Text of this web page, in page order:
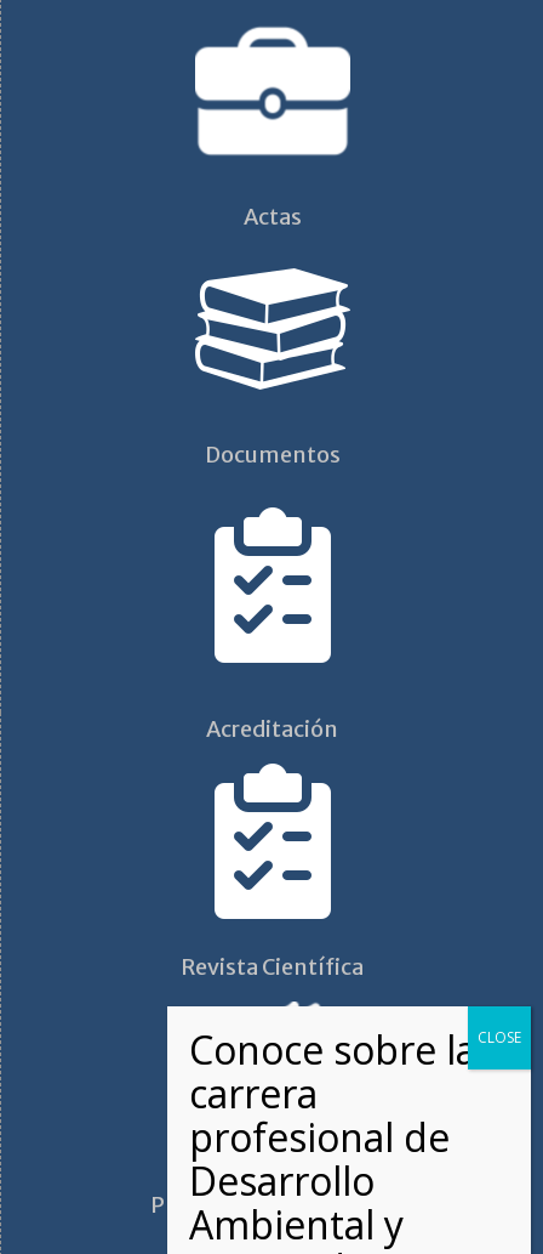
Actas
Documentos
Acreditación
Revista Científica
Plano de ubicación FAN